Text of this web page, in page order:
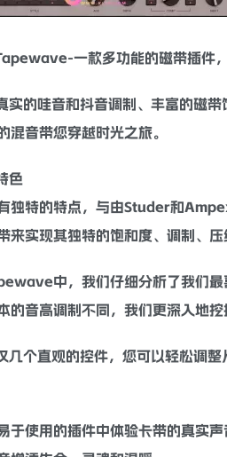
一款多功能的磁带插件
实的哇音和抖音调制、丰富的磁带
混音带您穿越时光之旅。
色
独特的特点，与由Studer和
来实现其独特的饱和度、调制、 压
中，我们仔细分析了我们
的音高调制不同，我们更深入地挖
几个直观的控件，您可以轻松调
于使用的插件中体验卡带的真实声